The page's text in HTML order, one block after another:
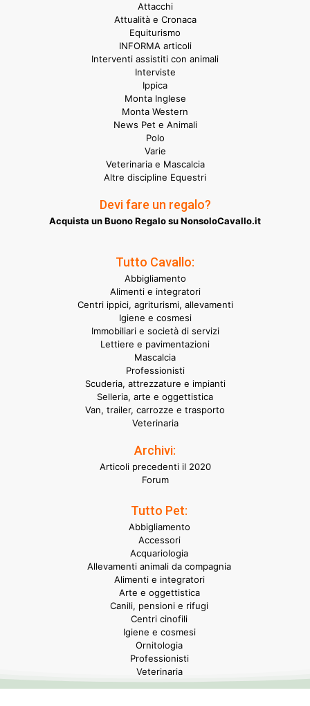
Attacchi
Attualità e Cronaca
Equiturismo
INFORMA articoli
Interventi assistiti con animali
Interviste
Ippica
Monta Inglese
Monta Western
News Pet e Animali
Polo
Varie
Veterinaria e Mascalcia
Altre discipline Equestri
Devi fare un regalo?
Acquista un Buono Regalo su NonsoloCavallo.it
Tutto Cavallo:
Abbigliamento
Alimenti e integratori
Centri ippici, agriturismi, allevamenti
Igiene e cosmesi
Immobiliari e società di servizi
Lettiere e pavimentazioni
Mascalcia
Professionisti
Scuderia, attrezzature e impianti
Selleria, arte e oggettistica
Van, trailer, carrozze e trasporto
Veterinaria
Archivi:
Articoli precedenti il 2020
Forum
Tutto Pet:
Abbigliamento
Accessori
Acquariologia
Allevamenti animali da compagnia
Alimenti e integratori
Arte e oggettistica
Canili, pensioni e rifugi
Centri cinofili
Igiene e cosmesi
Ornitologia
Professionisti
Veterinaria